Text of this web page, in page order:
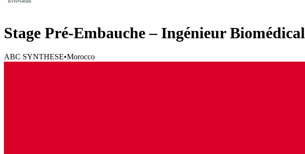
Stage Pré-Embauche – Ingénieur Biomédical
ABC SYNTHESE•Morocco